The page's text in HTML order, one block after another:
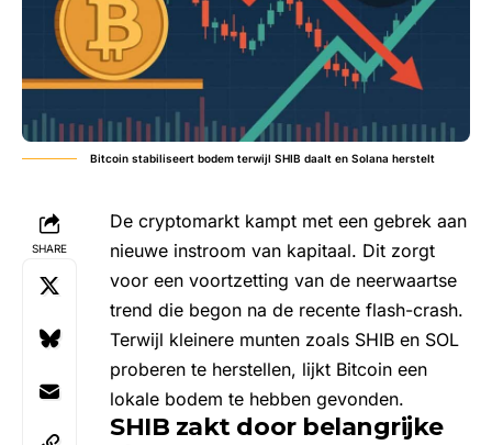
Bitcoin stabiliseert bodem terwijl SHIB daalt en Solana herstelt
SHARE
De cryptomarkt kampt met een gebrek aan
nieuwe instroom van kapitaal. Dit zorgt
voor een voortzetting van de neerwaartse
trend die begon na de recente flash-crash.
Terwijl kleinere munten zoals SHIB en SOL
proberen te herstellen, lijkt Bitcoin een
lokale bodem te hebben gevonden.
SHIB zakt door belangrijke